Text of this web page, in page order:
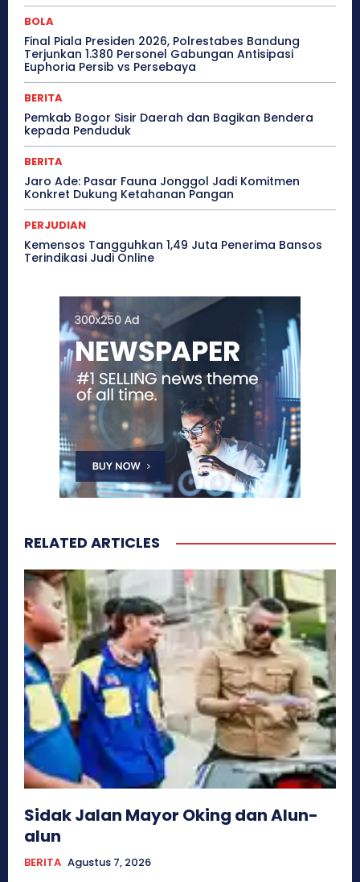
BOLA
Final Piala Presiden 2026, Polrestabes Bandung
Terjunkan 1.380 Personel Gabungan Antisipasi
Euphoria Persib vs Persebaya
BERITA
Pemkab Bogor Sisir Daerah dan Bagikan Bendera
kepada Penduduk
BERITA
Jaro Ade: Pasar Fauna Jonggol Jadi Komitmen
Konkret Dukung Ketahanan Pangan
PERJUDIAN
Kemensos Tangguhkan 1,49 Juta Penerima Bansos
Terindikasi Judi Online
RELATED ARTICLES
Sidak Jalan Mayor Oking dan Alun-
alun
BERITA Agustus 7, 2026